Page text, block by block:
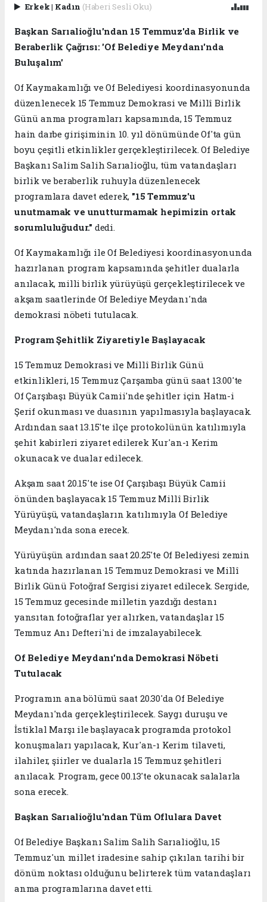
Erkek| Kadın (Haberi Sesli Oku)
Başkan Sarıalioğlu'ndan 15 Temmuz'da Birlik ve
Beraberlik Çağrısı: 'Of Belediye Meydanı'nda
Buluşalım'
Of Kaymakamlığı ve Of Belediyesi koordinasyonunda
düzenlenecek 15 Temmuz Demokrasi ve Millî Birlik
Günü anma programları kapsamında, 15 Temmuz
hain darbe girişiminin 10. yıl dönümünde Of'ta gün
boyu çeşitli etkinlikler gerçekleştirilecek. Of Belediye
Başkanı Salim Salih Sarıalioğlu, tüm vatandaşları
birlik ve beraberlik ruhuyla düzenlenecek
programlara davet ederek, "15 Temmuz'u
unutmamak ve unutturmamak hepimizin ortak
sorumluluğudur." dedi.
Of Kaymakamlığı ile Of Belediyesi koordinasyonunda
hazırlanan program kapsamında şehitler dualarla
anılacak, milli birlik yürüyüşü gerçekleştirilecek ve
akşam saatlerinde Of Belediye Meydanı'nda
demokrasi nöbeti tutulacak.
Program Şehitlik Ziyaretiyle Başlayacak
15 Temmuz Demokrasi ve Millî Birlik Günü
etkinlikleri, 15 Temmuz Çarşamba günü saat 13.00'te
Of Çarşıbaşı Büyük Camii'nde şehitler için Hatm-i
Şerif okunması ve duasının yapılmasıyla başlayacak.
Ardından saat 13.15'te ilçe protokolünün katılımıyla
şehit kabirleri ziyaret edilerek Kur'an-ı Kerim
okunacak ve dualar edilecek.
Akşam saat 20.15'te ise Of Çarşıbaşı Büyük Camii
önünden başlayacak 15 Temmuz Millî Birlik
Yürüyüşü, vatandaşların katılımıyla Of Belediye
Meydanı'nda sona erecek.
Yürüyüşün ardından saat 20.25'te Of Belediyesi zemin
katında hazırlanan 15 Temmuz Demokrasi ve Millî
Birlik Günü Fotoğraf Sergisi ziyaret edilecek. Sergide,
15 Temmuz gecesinde milletin yazdığı destanı
yansıtan fotoğraflar yer alırken, vatandaşlar 15
Temmuz Anı Defteri'ni de imzalayabilecek.
Of Belediye Meydanı'nda Demokrasi Nöbeti
Tutulacak
Programın ana bölümü saat 20.30'da Of Belediye
Meydanı'nda gerçekleştirilecek. Saygı duruşu ve
İstiklal Marşı ile başlayacak programda protokol
konuşmaları yapılacak, Kur'an-ı Kerim tilaveti,
ilahiler, şiirler ve dualarla 15 Temmuz şehitleri
anılacak. Program, gece 00.13'te okunacak salalarla
sona erecek.
Başkan Sarıalioğlu'ndan Tüm Oflulara Davet
Of Belediye Başkanı Salim Salih Sarıalioğlu, 15
Temmuz'un millet iradesine sahip çıkılan tarihi bir
dönüm noktası olduğunu belirterek tüm vatandaşları
anma programlarına davet etti.